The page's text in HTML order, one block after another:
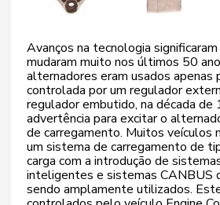
Avanços na tecnologia
mudaram muito nos últimos 50
alternadores eram usados apenas
controlada por um regulador
regulador embutido, na década de
advertência para excitar o
de carregamento. Muitos veículos
um sistema de carregamento de
carga com a introdução de
inteligentes e sistemas CANBUS
sendo amplamente utilizados.